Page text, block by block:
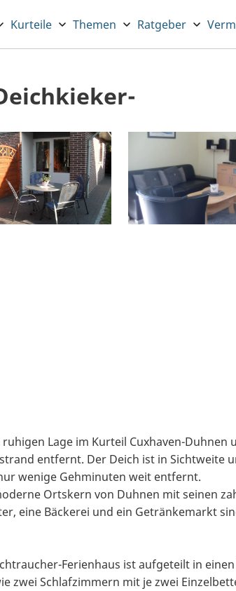
Kurteile Themen Ratgeber
Lage im Kurteil Cuxhaven-Duhnen
entfernt. Der Deich ist in Sichtweite
wenige Gehminuten weit entfernt.
Ortskern von Duhnen mit seinen
eine Bäckerei und ein Getränkemarkt
Ferienhaus ist aufgeteilt in
zwei Schlafzimmern mit je zwei